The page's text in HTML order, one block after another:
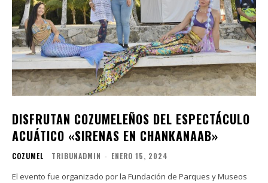
DISFRUTAN COZUMELEÑOS DEL ESPECTÁCULO
ACUÁTICO «SIRENAS EN CHANKANAAB»
COZUMEL TRIBUNADMIN - ENERO 15, 2024
El evento fue organizado por la Fundación de Parques y Museos